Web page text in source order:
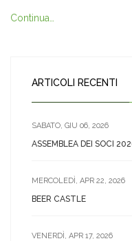
Continua…
ARTICOLI RECENTI
SABATO, GIU 06, 2026
ASSEMBLEA DEI SOCI
MERCOLEDÌ, APR 22, 2026
BEER CASTLE
VENERDÌ, APR 17, 2026